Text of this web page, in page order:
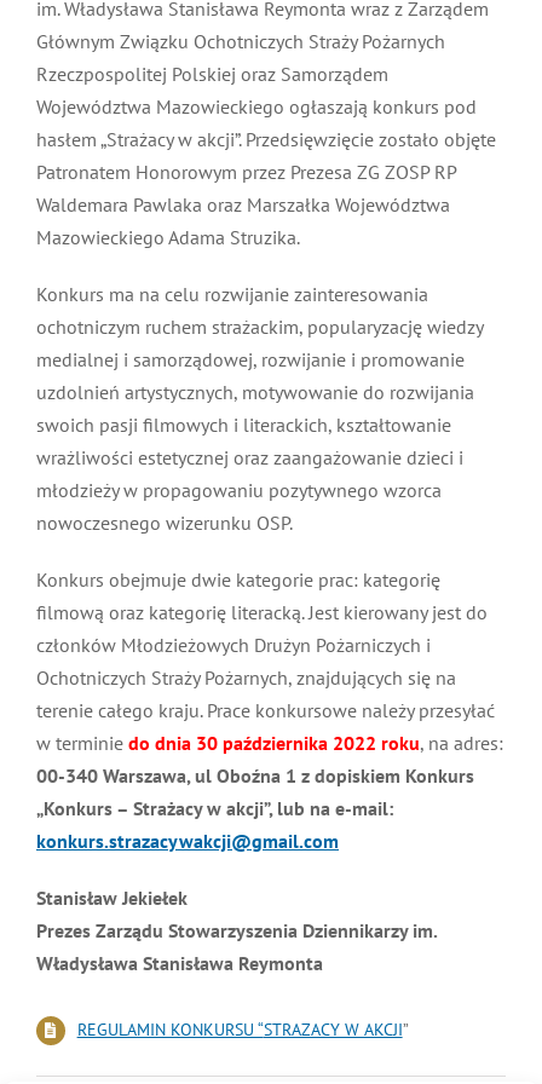
Symbole
Media
MDP i DDP
OTWP
Kultura
Orkiestry
Sport
Floriany
Projekty
System OSP
Forum
Poradnik
100-lecie
im. Władysława Stanisława Reymonta wraz z Zarządem
Głównym Związku Ochotniczych Straży Pożarnych
Rzeczpospolitej Polskiej oraz Samorządem
Województwa Mazowieckiego ogłaszają konkurs pod
hasłem „Strażacy w akcji”. Przedsięwzięcie zostało objęte
Patronatem Honorowym przez Prezesa ZG ZOSP RP
Waldemara Pawlaka oraz Marszałka Województwa
Mazowieckiego Adama Struzika.
Konkurs ma na celu rozwijanie zainteresowania
ochotniczym ruchem strażackim, popularyzację wiedzy
medialnej i samorządowej, rozwijanie i promowanie
uzdolnień artystycznych, motywowanie do rozwijania
swoich pasji filmowych i literackich, kształtowanie
wrażliwości estetycznej oraz zaangażowanie dzieci i
młodzieży w propagowaniu pozytywnego wzorca
nowoczesnego wizerunku OSP.
Konkurs obejmuje dwie kategorie prac: kategorię
filmową oraz kategorię literacką. Jest kierowany jest do
członków Młodzieżowych Drużyn Pożarniczych i
Ochotniczych Straży Pożarnych, znajdujących się na
terenie całego kraju. Prace konkursowe należy przesyłać
w terminie do dnia 30 października 2022 roku, na adres:
00-340 Warszawa, ul Oboźna 1 z dopiskiem Konkurs
„Konkurs – Strażacy w akcji”, lub na e-mail:
konkurs.strazacywakcji@gmail.com
Stanisław Jekiełek
Prezes Zarządu Stowarzyszenia Dziennikarzy im.
Władysława Stanisława Reymonta
REGULAMIN KONKURSU “STRAZACY W AKCJI”